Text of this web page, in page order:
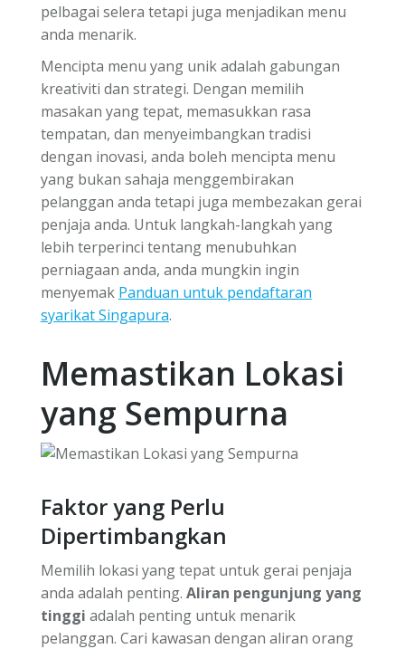
pelbagai selera tetapi juga menjadikan menu
anda menarik.
Mencipta menu yang unik adalah gabungan
kreativiti dan strategi. Dengan memilih
masakan yang tepat, memasukkan rasa
tempatan, dan menyeimbangkan tradisi
dengan inovasi, anda boleh mencipta menu
yang bukan sahaja menggembirakan
pelanggan anda tetapi juga membezakan gerai
penjaja anda. Untuk langkah-langkah yang
lebih terperinci tentang menubuhkan
perniagaan anda, anda mungkin ingin
menyemak Panduan untuk pendaftaran
syarikat Singapura.
Memastikan Lokasi
yang Sempurna
Faktor yang Perlu
Dipertimbangkan
Memilih lokasi yang tepat untuk gerai penjaja
anda adalah penting. Aliran pengunjung yang
tinggi adalah penting untuk menarik
pelanggan. Cari kawasan dengan aliran orang